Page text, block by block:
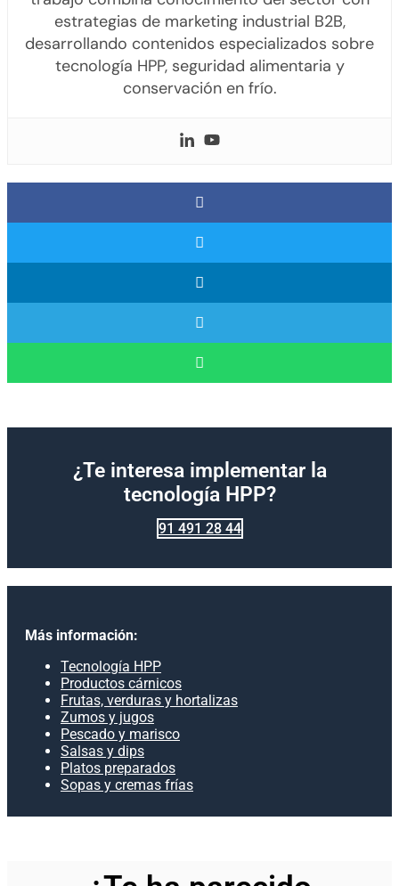
estrategias de marketing industrial B2B,
desarrollando contenidos especializados sobre
tecnología HPP, seguridad alimentaria y
conservación en frío.
¿Te interesa implementar la
tecnología HPP?
91 491 28 44
Más información:
Tecnología HPP
Productos cárnicos
Frutas, verduras y hortalizas
Zumos y jugos
Pescado y marisco
Salsas y dips
Platos preparados
Sopas y cremas frías